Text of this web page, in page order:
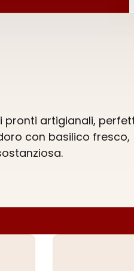
pronti artigianali,
con basilico fresco,
pantesco, arricchito
i tuoi pasti